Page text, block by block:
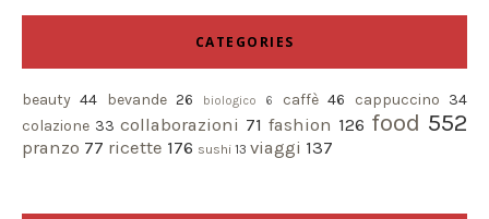
CATEGORIES
beauty 44 bevande 26 biologico 6 caffè 46 cappuccino 34
colazione 33 collaborazioni 71 fashion 126 food 552
pranzo 77 ricette 176 sushi 13 viaggi 137